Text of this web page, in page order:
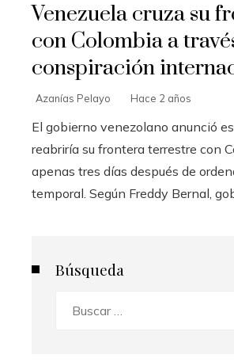
Venezuela cruza su
con Colombia a
conspiración
Azanías Pelayo Hace 2 años
El gobierno venezolano anunció
reabriría su frontera terrestre con
apenas tres días después de
temporal. Según Freddy Bernal,
Búsqueda